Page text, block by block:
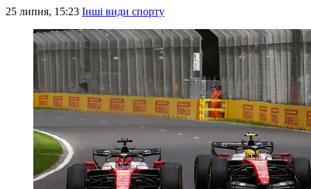
25 липня, 15:23 Інші види спорту